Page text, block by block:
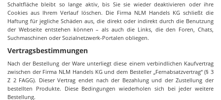
Schaltfläche bleibt so lange aktiv, bis Sie sie wieder deaktivieren oder ihre
Cookies aus Ihrem Verlauf löschen. Die Firma NLM Handels KG schließt die
Haftung für jegliche Schäden aus, die direkt oder indirekt durch die Benutzung
der Webseite entstehen können – als auch die Links, die den Foren, Chats,
Suchmaschinen oder Sozialnetzwerk-Portalen obliegen.
Vertragsbestimmungen
Nach der Bestellung der Ware unterliegt diese einem verbindlichen Kaufvertrag
zwischen der Firma NLM Handels KG und dem Besteller „Fernabsatzvertrag“ (§ 3
Z 2 FAGG). Dieser Vertrag endet nach der Bezahlung und der Zustellung der
bestellten Produkte. Diese Bedingungen wiederholen sich bei jeder weitere
Bestellung.